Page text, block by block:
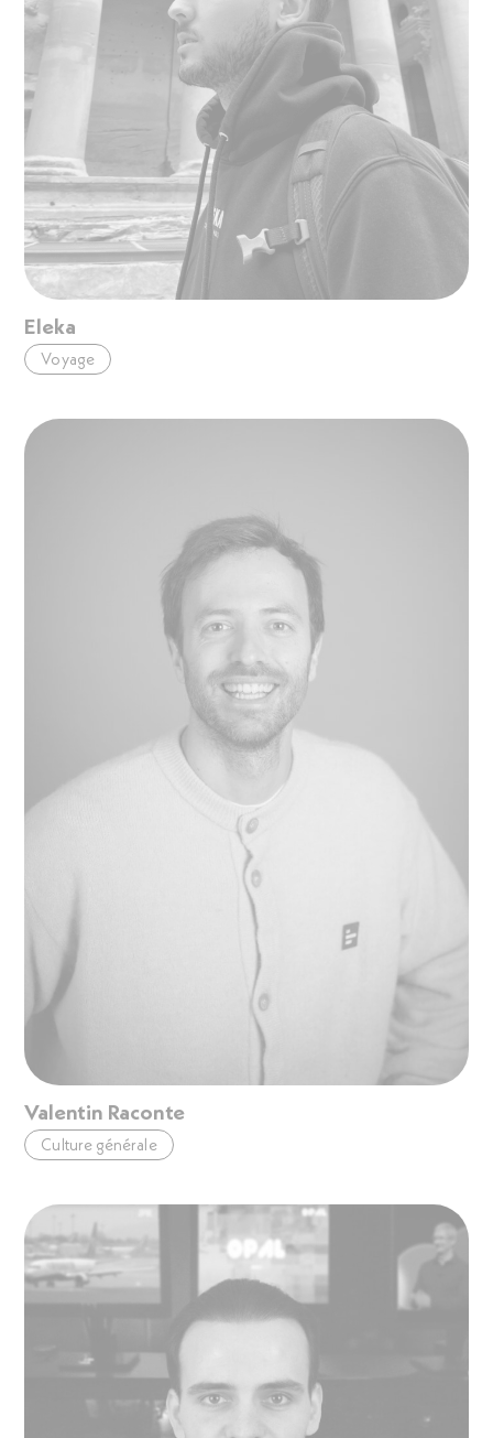
Eleka
Voyage
Valentin Raconte
Culture générale